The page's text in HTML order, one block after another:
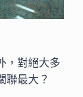
，對絕大多
聯最大？